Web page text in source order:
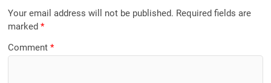
Your email address will not be published. Required fields are
marked*
Comment*